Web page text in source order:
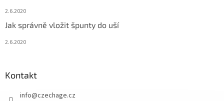
2.6.2020
Jak správně vložit špunty do uší
2.6.2020
Kontakt
info@czechage.cz